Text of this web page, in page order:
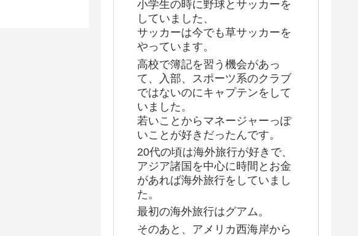
小学生の時に野球とサッカーを
していました、
サッカーは今でも草サッカーを
やっています。
高校で簿記を習う機会があっ
て、入部、スポーツ系のクラブ
ではないのにキャプテンをして
いました。
若いことからマネージャーっぽ
いことが好きだったんです。
20代の頃は海外旅行が好きで、
アジア諸国を中心に時間とお金
があれば海外旅行をしていまし
た。
最初の海外旅行はグアム。
そのあと、アメリカ西海岸から